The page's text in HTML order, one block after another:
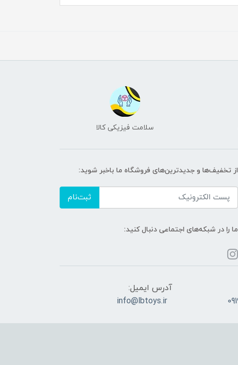
سلامت فیزیکی کالا
از تخفیف‌ها و جدیدترین‌های فروشگاه ما باخبر شوید:
ثبت‌نام
ما را در شبکه‌های اجتماعی دنبال کنید:
آدرس ایمیل:
info@lbtoys.ir